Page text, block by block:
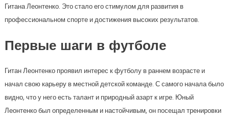
Гитана Леонтенко. Это стало его стимулом для развития в
профессиональном спорте и достижения высоких результатов.
Первые шаги в футболе
Гитан Леонтенко проявил интерес к футболу в раннем возрасте и
начал свою карьеру в местной детской команде. С самого начала было
видно, что у него есть талант и природный азарт к игре. Юный
Леонтенко был определенным и настойчивым, он посещал тренировки